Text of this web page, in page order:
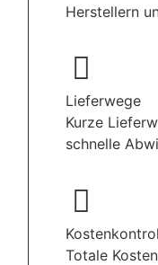
Herstellern
Lieferwege
Kurze
schnelle
Totale